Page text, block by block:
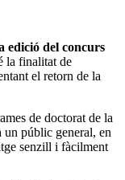
edició del concurs
la finalitat de
el retorn de la
de doctorat de la
un públic general, en
senzill i fàcilment